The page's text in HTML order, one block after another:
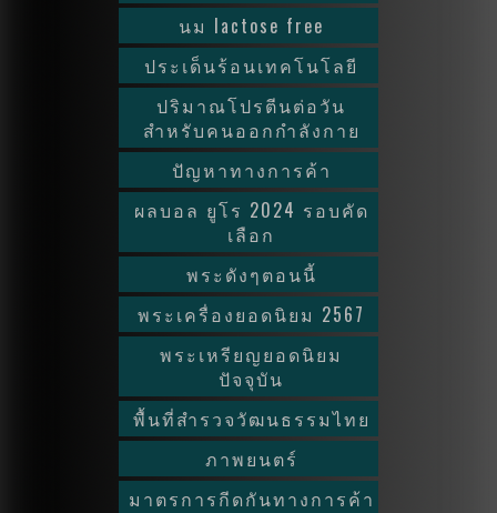
นม lactose free
ประเด็นร้อนเทคโนโลยี
ปริมาณโปรตีนต่อวัน
สำหรับคนออกกำลังกาย
ปัญหาทางการค้า
ผลบอล ยูโร 2024 รอบคัด
เลือก
พระดังๆตอนนี้
พระเครื่องยอดนิยม 2567
พระเหรียญยอดนิยม
ปัจจุบัน
พื้นที่สำรวจวัฒนธรรมไทย
ภาพยนตร์
มาตรการกีดกันทางการค้า